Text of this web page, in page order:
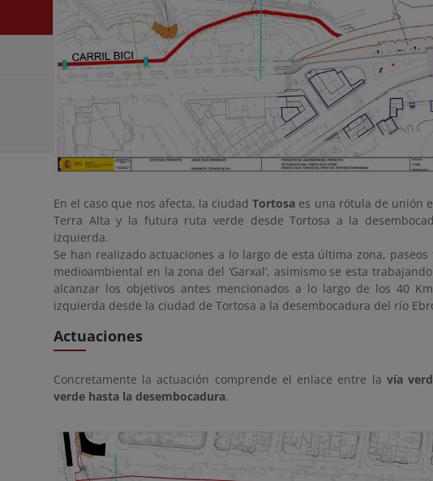
En el caso que nos afecta, la ciudadTortosa es una rótula de unión
Terra Alta y la futura ruta verde desde Tortosa a la
izquierda.
Se han realizado actuaciones a lo largo de esta última zona,
medioambiental en la zona del ‘Garxal’, asimismo se esta
alcanzar los objetivos antes mencionados a lo largo de los 40
izquierda desde la ciudad de Tortosa a la desembocadura del río
Actuaciones
Concretamente la actuación comprende el enlace entre la vía
verde hasta la desembocadura.